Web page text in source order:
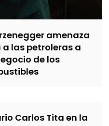
amenaza
las petroleras a
de los
Carlos Tita en la